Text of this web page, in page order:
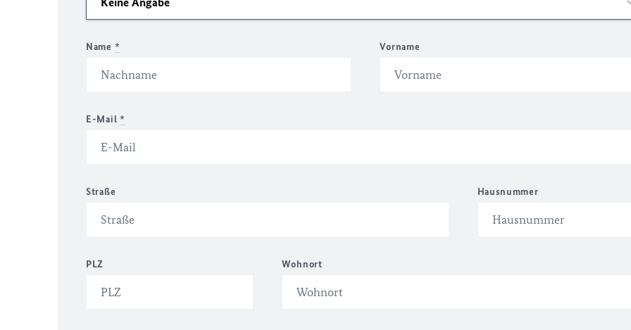
Name * Vorname
E-Mail *
Straße Hausnummer
PLZ Wohnort